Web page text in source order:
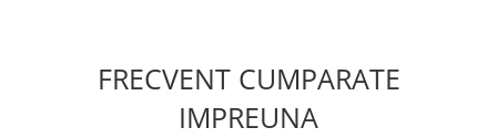
FRECVENT CUMPARATE
IMPREUNA